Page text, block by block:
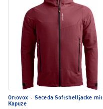
Ortovox · Seceda Softshelljacke mit
Kapuze